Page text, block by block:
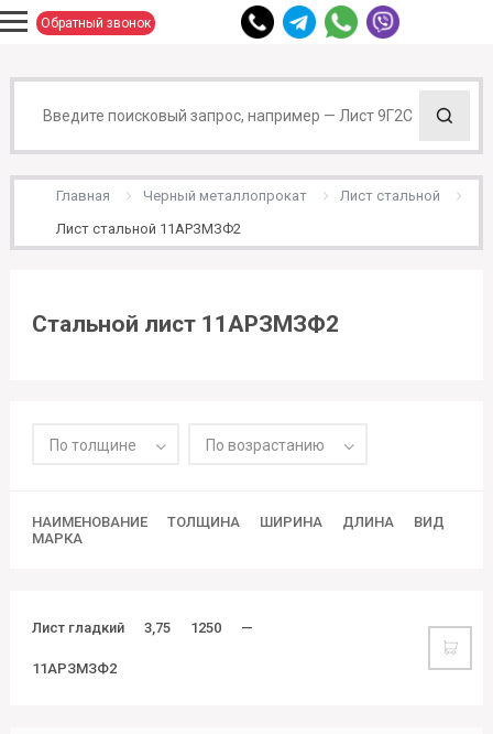
Обратный звонок
Главная Черный металлопрокат
Лист стальной
Лист стальной 11АРЗМЗФ2
Стальной лист 11АРЗМЗФ2
По толщине По возрастанию
НАИМЕНОВАНИЕ ТОЛЩИНА ШИРИНА ДЛИНА
ВИД
МАРКА
Лист гладкий 3,75 1250 —
11АРЗМЗФ2